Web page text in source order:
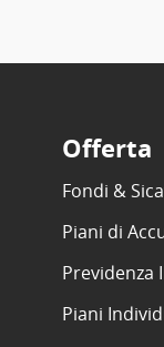
Offerta
Fondi &
Piani di
Previdenza
Piani